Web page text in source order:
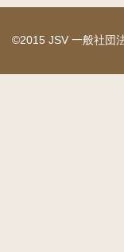
©2015 JSV 一般社団